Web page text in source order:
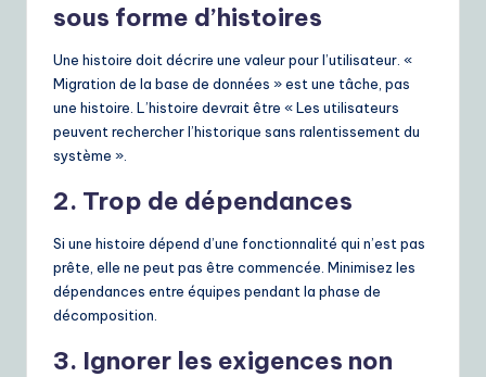
sous forme d’histoires
Une histoire doit décrire une valeur pour l’utilisateur. «
Migration de la base de données » est une tâche, pas
une histoire. L’histoire devrait être « Les utilisateurs
peuvent rechercher l’historique sans ralentissement du
système ».
2. Trop de dépendances
Si une histoire dépend d’une fonctionnalité qui n’est pas
prête, elle ne peut pas être commencée. Minimisez les
dépendances entre équipes pendant la phase de
décomposition.
3. Ignorer les exigences non